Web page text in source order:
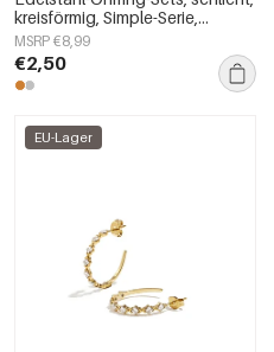
kreisförmig, Simple-Serie,
Damenschmuck
MSRP €8,99
€2,50
EU-Lager